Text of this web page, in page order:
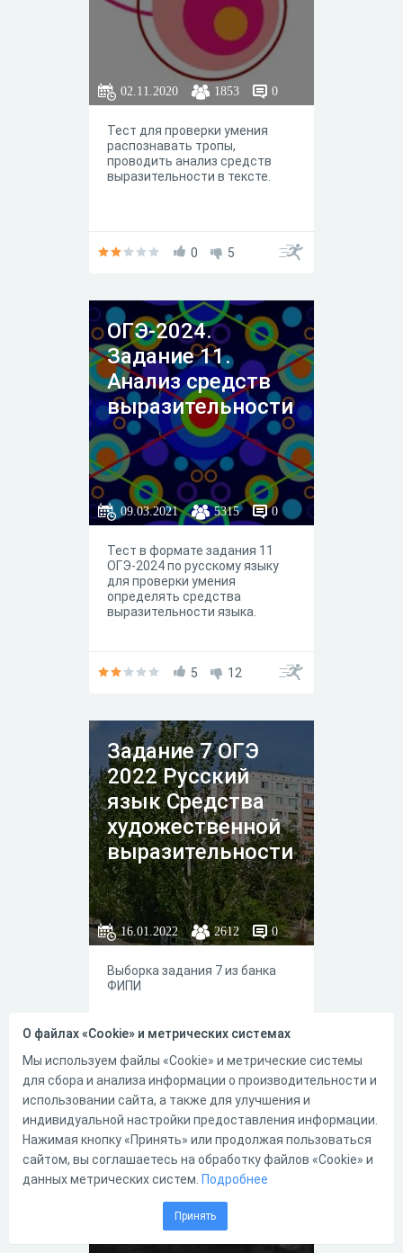
02.11.2020 1853 0
Тест для проверки умения
распознавать тропы,
проводить анализ средств
выразительности в тексте.
0 5
ОГЭ-2024.
Задание 11.
Анализ средств
выразительности
09.03.2021 5315 0
Тест в формате задания 11
ОГЭ-2024 по русскому языку
для проверки умения
определять средства
выразительности языка.
5 12
Задание 7 ОГЭ
2022 Русский
язык Средства
художественной
выразительности
16.01.2022 2612 0
Выборка задания 7 из банка
ФИПИ
ОГЭ. Задание 7.
Зачет.
О файлах «Cookie» и метрических системах
Мы используем файлы «Cookie» и метрические системы
для сбора и анализа информации о производительности и
использовании сайта, а также для улучшения и
индивидуальной настройки предоставления информации.
Нажимая кнопку «Принять» или продолжая пользоваться
сайтом, вы соглашаетесь на обработку файлов «Cookie» и
данных метрических систем. Подробнее
Принять